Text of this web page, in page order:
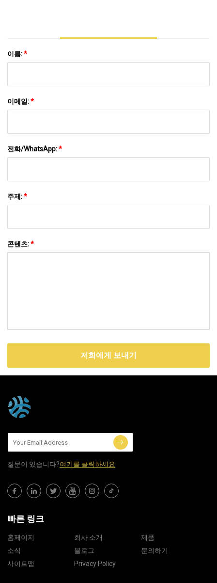
이름:*
이메일:*
전화/WhatsApp:*
주제:*
콘텐츠:*
저희에게 보내기
질문이 있습니다?여기를 클릭하세요
빠른 링크
홈페이지 회사 소개
제품
소식
블로그
문의하기
사이트맵
Privacy Policy